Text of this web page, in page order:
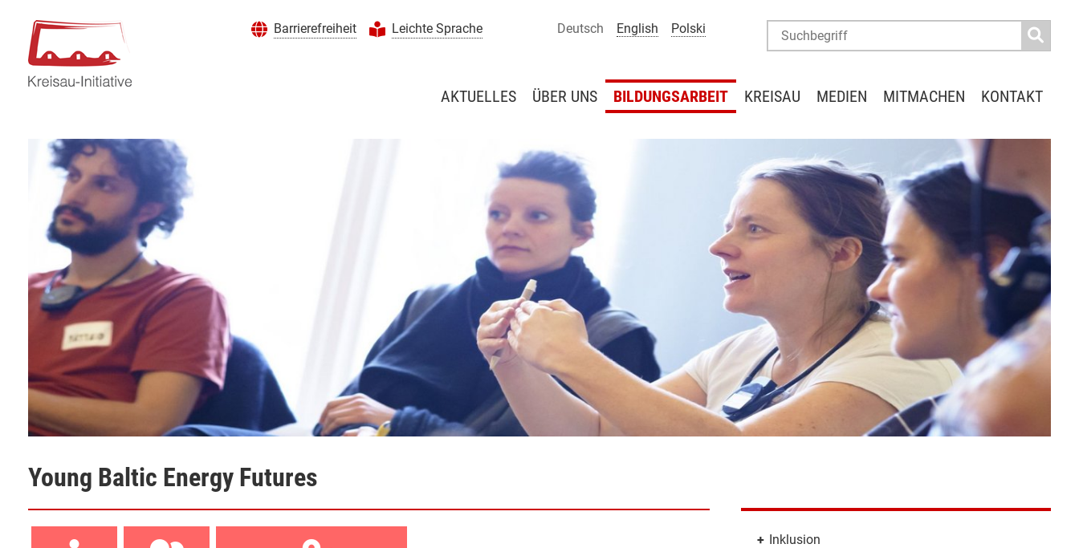
Barrierefreiheit Leichte Sprache Deutsch English Polski
AKTUELLES ÜBER UNS BILDUNGSARBEIT KREISAU MEDIEN MITMACHEN KONTAKT
Young Baltic Energy Futures
+ Inklusion